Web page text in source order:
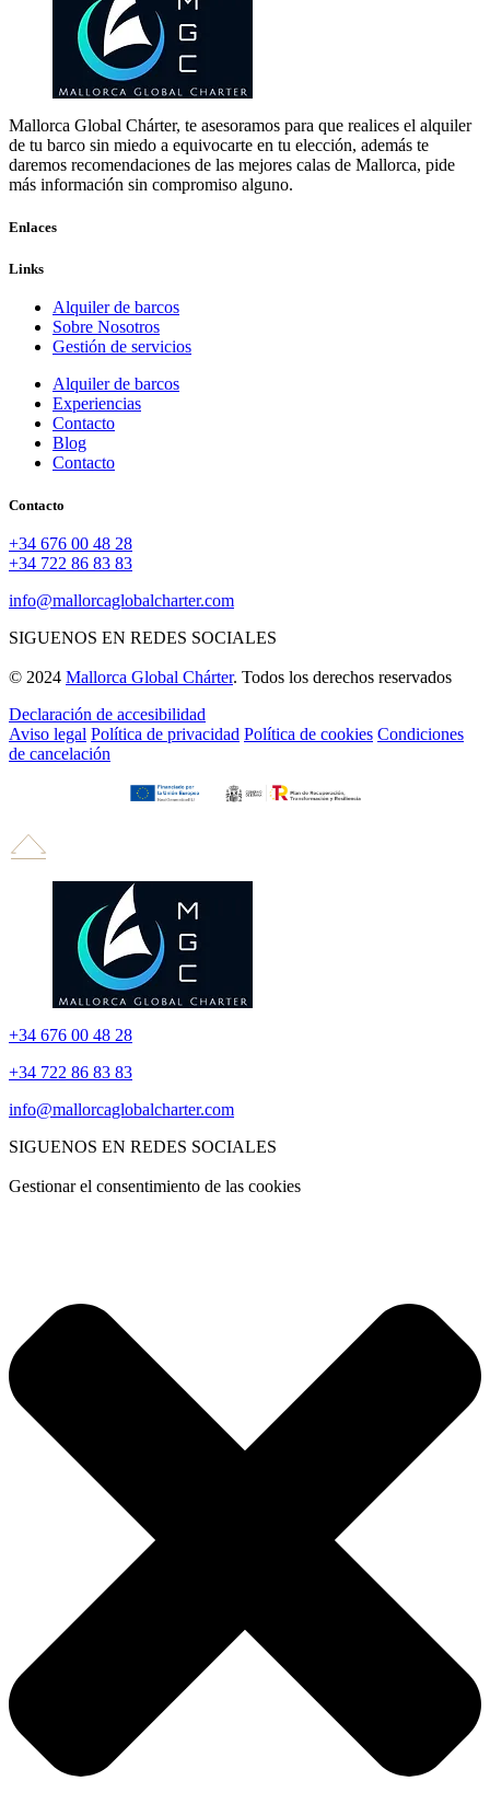
Mallorca Global Chárter, te asesoramos para que realices el alquiler
de tu barco sin miedo a equivocarte en tu elección, además te
daremos recomendaciones de las mejores calas de Mallorca, pide
más información sin compromiso alguno.
Enlaces
Links
Alquiler de barcos
Sobre Nosotros
Gestión de servicios
Alquiler de barcos
Experiencias
Contacto
Blog
Contacto
Contacto
+34 676 00 48 28
+34 722 86 83 83
info@mallorcaglobalcharter.com
SIGUENOS EN REDES SOCIALES
© 2024 Mallorca Global Chárter. Todos los derechos reservados
Declaración de accesibilidad
Aviso legal Política de privacidad Política de cookies Condiciones
de cancelación
+34 676 00 48 28
+34 722 86 83 83
info@mallorcaglobalcharter.com
SIGUENOS EN REDES SOCIALES
Gestionar el consentimiento de las cookies